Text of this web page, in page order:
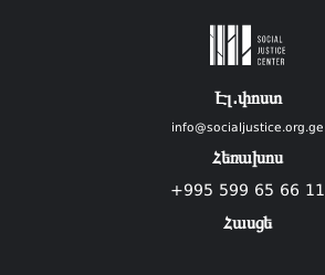
Էլ.փոստ
info@socialjustice.org.ge
Հեռախոս
+995 599 65 66 11
Հասցե